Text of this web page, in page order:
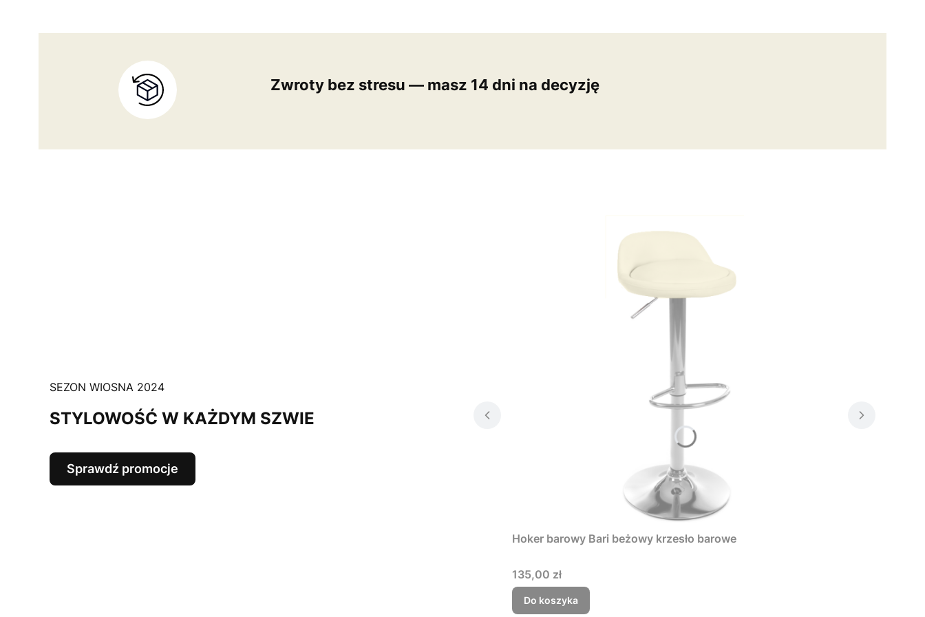
Zwroty bez stresu — masz 14 dni na decyzję
SEZON WIOSNA 2024
STYLOWOŚĆ W KAŻDYM SZWIE
Sprawdź promocje
Hoker barowy Bari beżowy krzesło barowe
Cena
135,00 zł
Do koszyka